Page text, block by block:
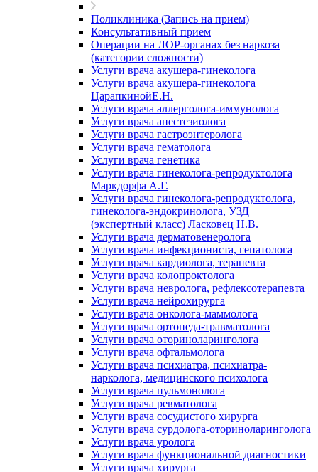
Поликлиника (Запись на прием)
Консультативный прием
Операции на ЛОР-органах без наркоза
(категории сложности)
Услуги врача акушера-гинеколога
Услуги врача акушера-гинеколога
ЦарапкинойЕ.Н.
Услуги врача аллерголога-иммунолога
Услуги врача анестезиолога
Услуги врача гастроэнтеролога
Услуги врача гематолога
Услуги врача генетика
Услуги врача гинеколога-репродуктолога
Маркдорфа А.Г.
Услуги врача гинеколога-репродуктолога,
гинеколога-эндокринолога, УЗД
(экспертный класс) Ласковец Н.В.
Услуги врача дерматовенеролога
Услуги врача инфекциониста, гепатолога
Услуги врача кардиолога, терапевта
Услуги врача колопроктолога
Услуги врача невролога, рефлексотерапевта
Услуги врача нейрохирурга
Услуги врача онколога-маммолога
Услуги врача ортопеда-травматолога
Услуги врача оториноларинголога
Услуги врача офтальмолога
Услуги врача психиатра, психиатра-
нарколога, медицинского психолога
Услуги врача пульмонолога
Услуги врача ревматолога
Услуги врача сосудистого хирурга
Услуги врача сурдолога-оториноларинголога
Услуги врача уролога
Услуги врача функциональной диагностики
Услуги врача хирурга